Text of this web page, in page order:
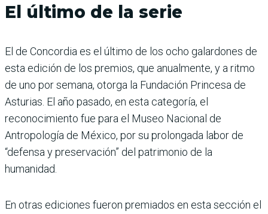
El último de la serie
El de Concordia es el último de los ocho galardones de
esta edición de los premios, que anualmente, y a ritmo
de uno por semana, otorga la Fundación Princesa de
Asturias. El año pasado, en esta categoría, el
reconocimiento fue para el Museo Nacional de
Antropología de México, por su prolongada labor de
“defensa y preservación” del patrimonio de la
humanidad.
En otras ediciones fueron premiados en esta sección el